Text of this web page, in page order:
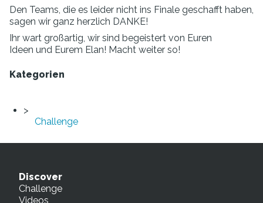
Den Teams, die es leider nicht ins Finale geschafft haben,
sagen wir ganz herzlich DANKE!
Ihr wart großartig, wir sind begeistert von Euren
Ideen und Eurem Elan! Macht weiter so!
Kategorien
Challenge
Discover
Challenge
Videos